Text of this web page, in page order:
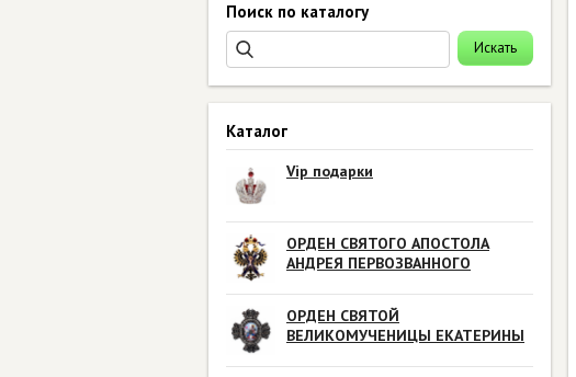
Поиск по каталогу
Каталог
Vip подарки
ОРДЕН СВЯТОГО АПОСТОЛА
АНДРЕЯ ПЕРВОЗВАННОГО
ОРДЕН СВЯТОЙ
ВЕЛИКОМУЧЕНИЦЫ ЕКАТЕРИНЫ